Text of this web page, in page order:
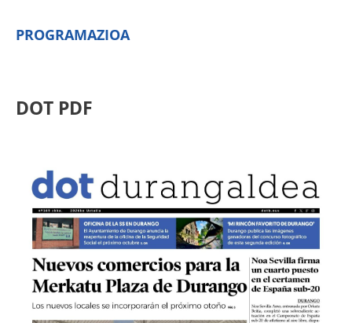
PROGRAMAZIOA
DOT PDF